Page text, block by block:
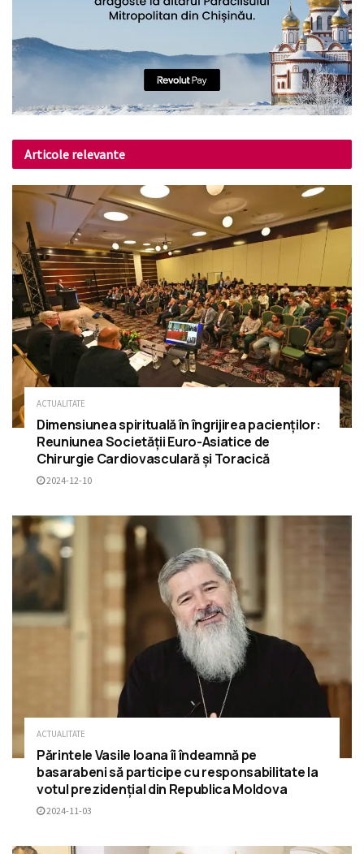
Articole relevante
ACTUALITATE
Dimensiunea spirituală în îngrijirea pacienților:
Reuniunea Societății Euro-Asiatice de
Chirurgie Cardiovasculară și Toracică
2024-12-10
ACTUALITATE
Părintele Vasile Ioana îi îndeamnă pe
basarabeni să participe cu responsabilitate la
votul prezidențial din Republica Moldova
2024-11-03